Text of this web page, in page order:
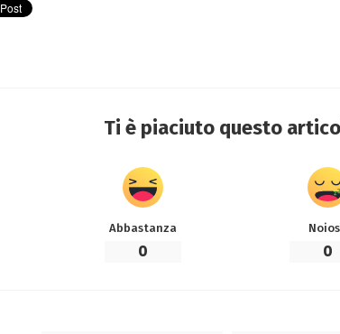
Ti è piaciuto questo
Abbastanza
0 0